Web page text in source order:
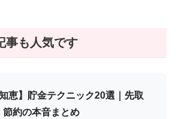
事も人気です
恵】貯金テクニック20選｜先取
節約の本音まとめ